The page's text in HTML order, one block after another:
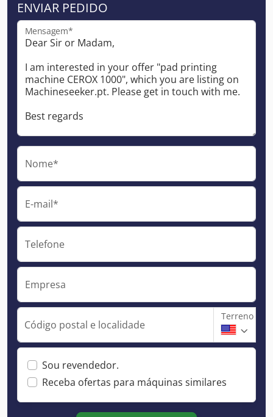
ENVIAR PEDIDO
Mensagem*
Nome*
E-mail*
Telefone
Empresa
Código postal e localidade
Terreno
Sou revendedor.
Receba ofertas para máquinas similares